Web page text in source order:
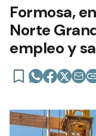
Formosa,
Norte
empleo y